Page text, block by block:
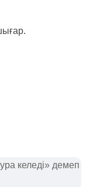
келеді» демеп